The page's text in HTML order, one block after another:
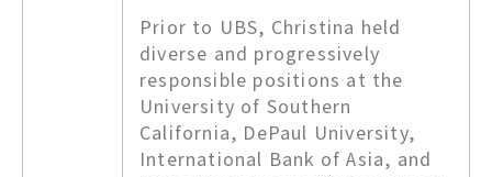
Prior to UBS, Christina held
diverse and progressively
responsible positions at the
University of Southern
California, DePaul University,
International Bank of Asia, and